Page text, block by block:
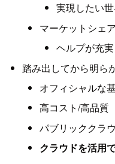
実現したい
マーケットシェア
ヘルプが充
踏み出してから明ら
オフィシャルな
高コスト/高品質
パブリッククラ
クラウドを活用